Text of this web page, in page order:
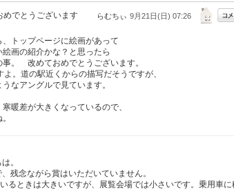
でとうございます らむちぃ 9月21日(日) 07:26
トップページに絵画があって
画の紹介かな？と思ったら
。 改めておめでとうございます。
。道の駅近くからの描写だそうですが、
なアングルで見ています。
暖差が大きくなっているので、
。
残念ながら賞はいただいていません。
るときは大きいですが、展覧会場では小さいです。乗用車に